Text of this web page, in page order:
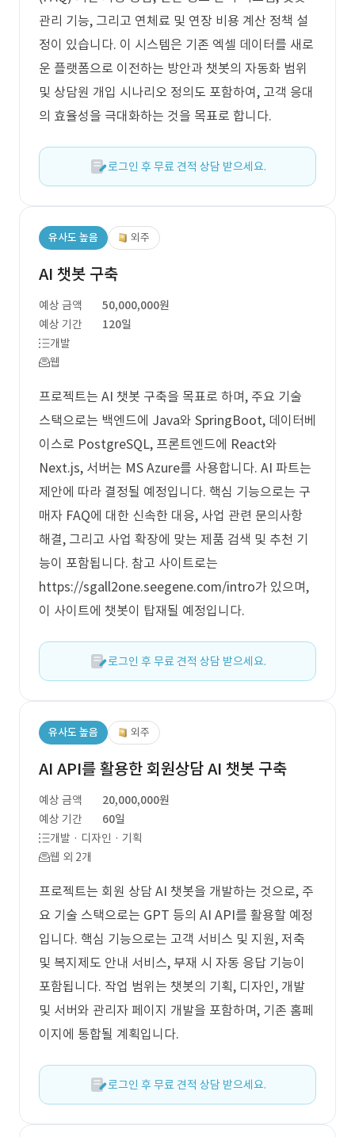
관리 기능, 그리고 연체료 및 연장 비용 계산 정책 설
정이 있습니다. 이 시스템은 기존 엑셀 데이터를 새로
운 플랫폼으로 이전하는 방안과 챗봇의 자동화 범위
및 상담원 개입 시나리오 정의도 포함하여, 고객 응대
의 효율성을 극대화하는 것을 목표로 합니다.
로그인 후 무료 견적 상담 받으세요.
유사도 높음 외주
AI 챗봇 구축
예상 금액
50,000,000원
예상 기간
120일
개발
웹
프로젝트는 AI 챗봇 구축을 목표로 하며, 주요 기술
스택으로는 백엔드에 Java와 SpringBoot, 데이터베
이스로 PostgreSQL, 프론트엔드에 React와
Next.js, 서버는 MS Azure를 사용합니다. AI 파트는
제안에 따라 결정될 예정입니다. 핵심 기능으로는 구
매자 FAQ에 대한 신속한 대응, 사업 관련 문의사항
해결, 그리고 사업 확장에 맞는 제품 검색 및 추천 기
능이 포함됩니다. 참고 사이트로는
https://sgall2one.seegene.com/intro가 있으며,
이 사이트에 챗봇이 탑재될 예정입니다.
로그인 후 무료 견적 상담 받으세요.
유사도 높음 외주
AI API를 활용한 회원상담 AI 챗봇 구축
예상 금액
20,000,000원
예상 기간
60일
개발 · 디자인 · 기획
웹 외 2개
프로젝트는 회원 상담 AI 챗봇을 개발하는 것으로, 주
요 기술 스택으로는 GPT 등의 AI API를 활용할 예정
입니다. 핵심 기능으로는 고객 서비스 및 지원, 저축
및 복지제도 안내 서비스, 부재 시 자동 응답 기능이
포함됩니다. 작업 범위는 챗봇의 기획, 디자인, 개발
및 서버와 관리자 페이지 개발을 포함하며, 기존 홈페
이지에 통합될 계획입니다.
로그인 후 무료 견적 상담 받으세요.